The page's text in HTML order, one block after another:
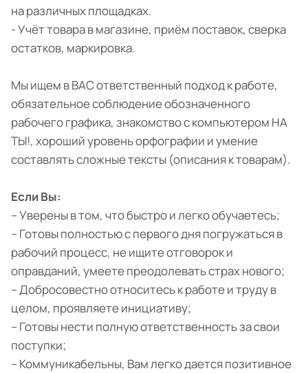
на различных площадках.
- Учёт товара в магазине, приём поставок, сверка
остатков, маркировка.
Мы ищем в ВАС ответственный подход к работе,
обязательное соблюдение обозначенного
рабочего графика, знакомство с компьютером НА
ТЫ!, хороший уровень орфографии и умение
составлять сложные тексты (описания к товарам).
Если Вы:
– Уверены в том, что быстро и легко обучаетесь;
– Готовы полностью с первого дня погружаться в
рабочий процесс, не ищите отговорок и
оправданий, умеете преодолевать страх нового;
– Добросовестно относитесь к работе и труду в
целом, проявляете инициативу;
– Готовы нести полную ответственность за свои
поступки;
– Коммуникабельны, Вам легко дается позитивное